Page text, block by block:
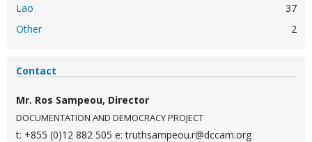
Lao
37
Other
2
Contact
Mr. Ros Sampeou, Director
DOCUMENTATION AND DEMOCRACY PROJECT
t: +855 (0)12 882 505 e: truthsampeou.r@dccam.org